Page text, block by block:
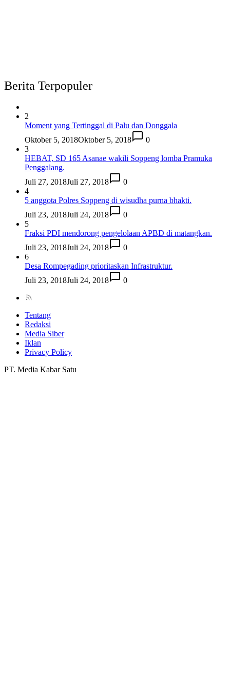
Berita Terpopuler
2
Moment yang Tertinggal di Palu dan Donggala
Oktober 5, 2018Oktober 5, 2018
0
3
HEBAT, SD 165 Asanae wakili Soppeng lomba Pramuka
Penggalang.
Juli 27, 2018Juli 27, 2018
0
4
5 anggota Polres Soppeng di wisudha purna bhakti.
Juli 23, 2018Juli 24, 2018
0
5
Fraksi PDI mendorong pengelolaan APBD di matangkan.
Juli 23, 2018Juli 24, 2018
0
6
Desa Rompegading prioritaskan Infrastruktur.
Juli 23, 2018Juli 24, 2018 0
Tentang
Redaksi
Media Siber
Iklan
Privacy Policy
PT. Media Kabar Satu